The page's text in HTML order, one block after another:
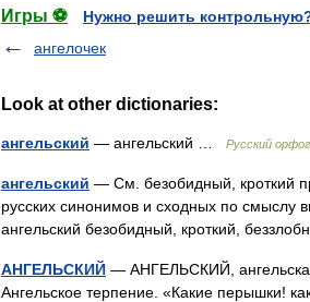
Игры ⚽
Нужно решить
ангелочек
Look at other dictionaries:
ангельский — ангельский … Русский
ангельский — См. безобидный, кроткий
русских синонимов и сходных по
ангельский безобидный, кроткий,
АНГЕЛЬСКИЙ — АНГЕЛЬСКИЙ,
Ангельское терпение. «Какие перышки!